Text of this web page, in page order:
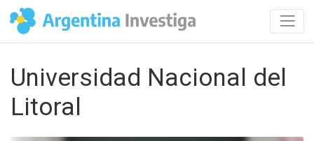
Universidad Nacional del
Litoral